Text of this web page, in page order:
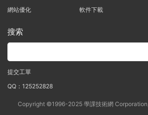
網站優化
軟件下載
搜索
提交工單
QQ：125252828
Copyright ©1996-2025 學課技術網